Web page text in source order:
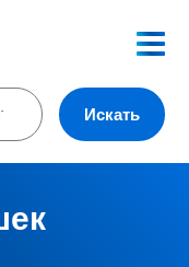
Искать